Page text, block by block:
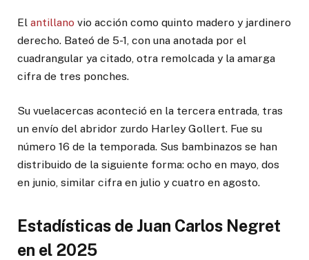
El antillano vio acción como quinto madero y jardinero
derecho. Bateó de 5-1, con una anotada por el
cuadrangular ya citado, otra remolcada y la amarga
cifra de tres ponches.
Su vuelacercas aconteció en la tercera entrada, tras
un envío del abridor zurdo Harley Gollert. Fue su
número 16 de la temporada. Sus bambinazos se han
distribuido de la siguiente forma: ocho en mayo, dos
en junio, similar cifra en julio y cuatro en agosto.
Estadísticas de Juan Carlos Negret
en el 2025